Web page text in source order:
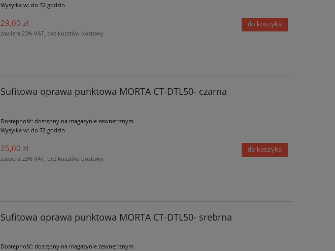
Wysyłka w: do 72 godzin
29,00 zł
zawiera 23% VAT, bez kosztów dostawy
do koszyka
Sufitowa oprawa punktowa MORTA CT-DTL50- czarna
Dostępność: dostępny na magazynie zewnętrznym
Wysyłka w: do 72 godzin
25,00 zł
zawiera 23% VAT, bez kosztów dostawy
do koszyka
Sufitowa oprawa punktowa MORTA CT-DTL50- srebrna
Dostępność: dostępny na magazynie zewnętrznym